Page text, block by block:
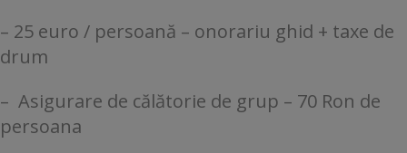
– 25 euro / persoană – onorariu ghid + taxe de
drum
– Asigurare de călătorie de grup – 70 Ron de
persoana